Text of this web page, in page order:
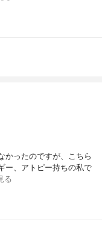
かったのですが、こちら
ー、アトピー持ちの私で
る